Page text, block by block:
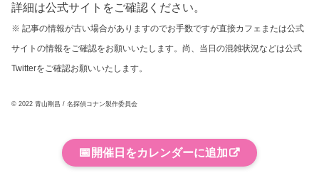
詳細は公式サイトをご確認ください。
※ 記事の情報が古い場合がありますのでお手数ですが直接カフェまたは公式
サイトの情報をご確認をお願いいたします。尚、当日の混雑状況などは公式
Twitterをご確認お願いいたします。
© 2022 青山剛昌 / 名探偵コナン製作委員会
📅 開催日をカレンダーに追加